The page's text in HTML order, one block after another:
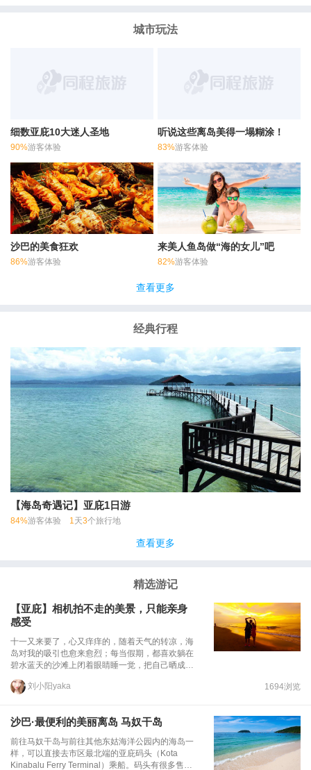
城市玩法
细数亚庇10大迷人圣地
90%游客体验
听说这些离岛美得一塌糊涂！
83%游客体验
沙巴的美食狂欢
86%游客体验
来美人鱼岛做“海的女儿”吧
82%游客体验
查看更多
经典行程
【海岛奇遇记】亚庇1日游
84%游客体验 1天3个旅行地
查看更多
精选游记
【亚庇】相机拍不走的美景，只能亲身
感受
十一又来要了，心又痒痒的，随着天气的转凉，海
岛对我的吸引也愈来愈烈；每当假期，都喜欢躺在
碧水蓝天的沙滩上闭着眼睛睡一觉，把自己晒成小
麦色顿时满血复活，回来又是一条好汉！~锁定海
岛游后，就该挑选海岛了，海水一定要清澈，首先
岛。。最终被一张图片征服，选定沙巴！马上预定
了来来会沙巴4晚6日机加酒自由行，3099；先飞
亚庇，再去卡帕莱。亚庇，不论是长鼻猴还是萤火
虫，都需要你去用眼睛，用身体亲身感受！~青春
刘小阳yaka 1694浏览
沙巴·最便利的美丽离岛 马奴干岛
前往马奴干岛与前往其他东姑海洋公园内的海岛一
样，可以直接去市区最北端的亚庇码头（Kota
Kinabalu Ferry Terminal‎）乘船。码头有很多售票